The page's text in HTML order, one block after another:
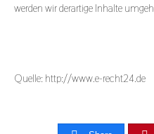
werden wir derartige Inhalte
Quelle: http://www.e-recht24.de